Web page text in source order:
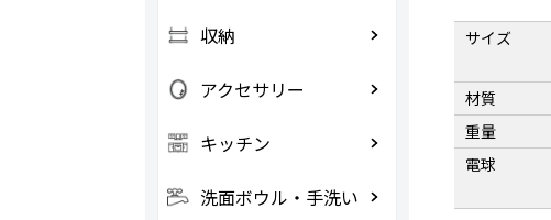
サイズ
材質
重量
電球
収納
アクセサリー
キッチン
洗面ボウル・手洗い